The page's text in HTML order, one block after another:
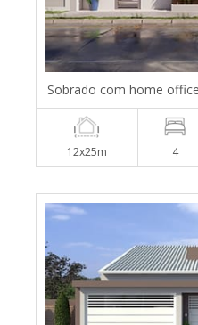
Sobrado com home
12x25m 4